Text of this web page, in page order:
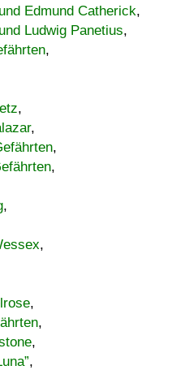
Edmund Catherick,
Ludwig Panetius,
,
,
,
,
,
,
,
,
,
,
,